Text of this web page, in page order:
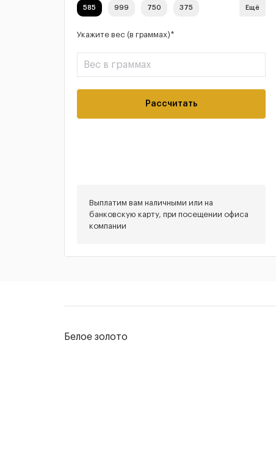
585 999 750 375 Ещё
Укажите вес (в граммах)*
Рассчитать
Выплатим вам наличными или на
банковскую карту, при посещении офиса
компании
Белое золото